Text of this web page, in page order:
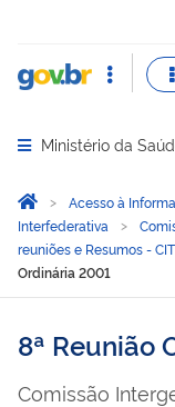
Abrir menu
Ministério da
Você está aqui:
Página Inicial
Acesso à
Interfederativa
reuniões e Resumos - CIT
Ordinária 2001
8ª Reunião
Comissão